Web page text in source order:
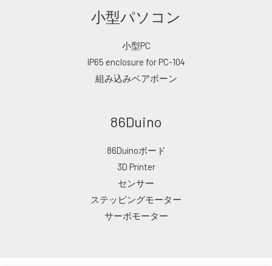
小型パソコン
小型PC
IP65 enclosure for PC-104
組み込みベアボーン
86Duino
86Duinoボード
3D Printer
センサー
ステッピングモーター
サーボモーター